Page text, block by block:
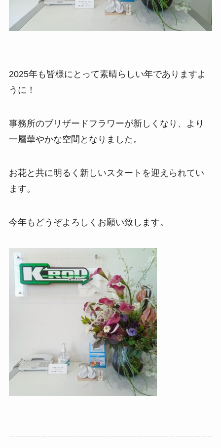
2025年も皆様にとって素晴らしい年でありますよ
うに！
事務所のブリザードフラワーが新しくなり、より
一層華やかな空間となりました。
お花と共に明るく新しいスタートを迎えられてい
ます。
今年もどうぞよろしくお願い致します。